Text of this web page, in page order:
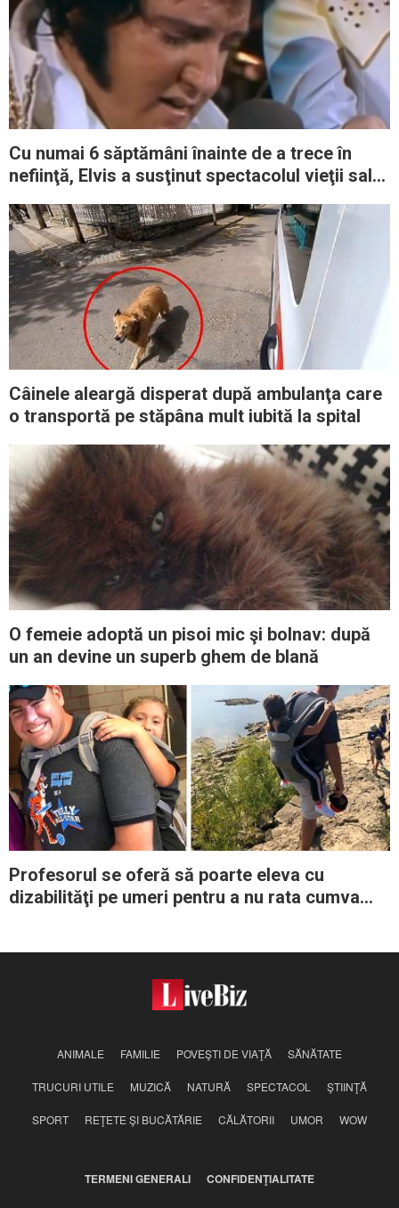
Cu numai 6 săptămâni înainte de a trece în
nefiinţă, Elvis a susţinut spectacolul vieţii sale
Câinele aleargă disperat după ambulanţa care
o transportă pe stăpâna mult iubită la spital
O femeie adoptă un pisoi mic şi bolnav: după
un an devine un superb ghem de blană
Profesorul se oferă să poarte eleva cu
dizabilităţi pe umeri pentru a nu rata cumva
ANIMALE FAMILIE POVEŞTI DE VIAŢĂ SĂNĂTATE
TRUCURI UTILE MUZICĂ NATURĂ SPECTACOL ŞTIINŢĂ
SPORT REŢETE ŞI BUCĂTĂRIE CĂLĂTORII UMOR WOW
TERMENI GENERALI CONFIDENŢIALITATE